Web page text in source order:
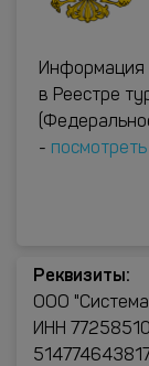
Информация
в Реестре
- посмотреть
Реквизиты:
ООО
ИНН